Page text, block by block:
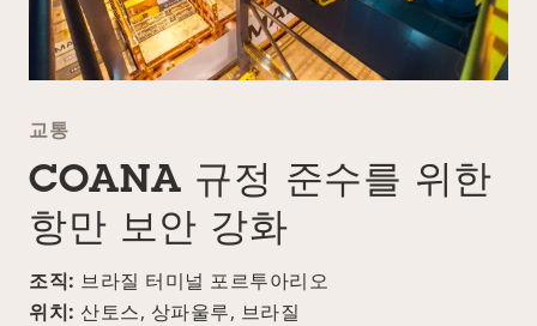
교통
COANA 규정 준수를 위한
항만 보안 강화
조직: 브라질 터미널 포르투아리오
위치: 산토스, 상파울루, 브라질